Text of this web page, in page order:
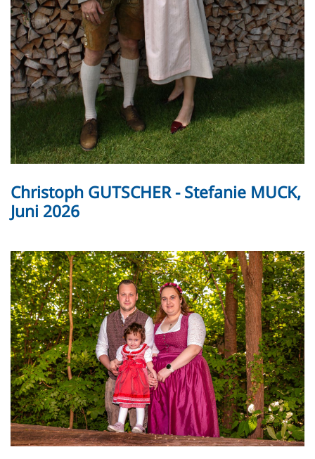
Christoph GUTSCHER - Stefanie MUCK,
Juni 2026